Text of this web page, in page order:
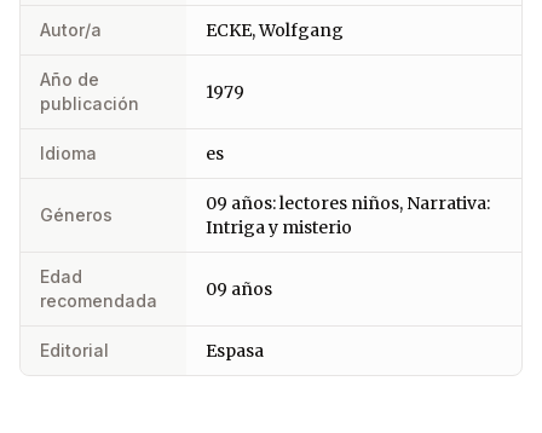
Autor/a ECKE, Wolfgang
Año de
publicación
1979
Idioma es
Géneros
09 años: lectores niños, Narrativa:
Intriga y misterio
Edad
recomendada
09 años
Editorial Espasa